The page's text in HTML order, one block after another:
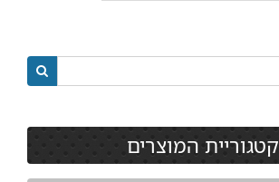
קטגוריית המוצרים